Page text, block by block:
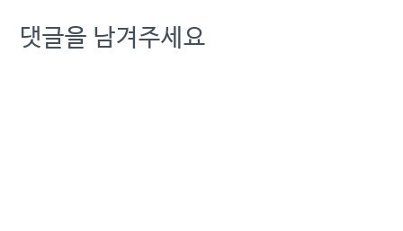
부패방지법위반과 회계부
정 등으로 630만 달러의 과
댓글을 남겨주세요